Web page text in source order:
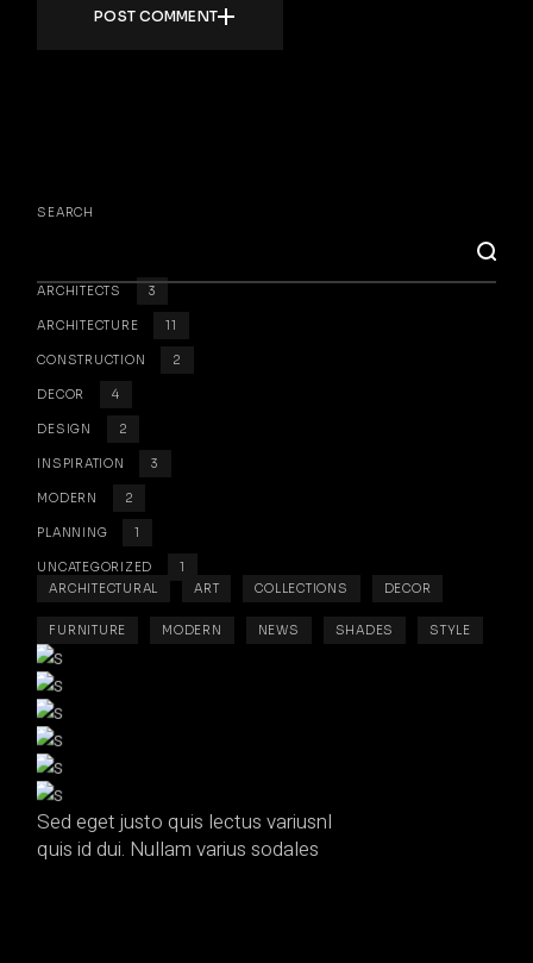
POST COMMENT
SEARCH
ARCHITECTS 3
ARCHITECTURE 11
CONSTRUCTION 2
DECOR 4
DESIGN 2
INSPIRATION 3
MODERN 2
PLANNING 1
UNCATEGORIZED
1
ARCHITECTURAL
ART COLLECTIONS DECOR
FURNITURE MODERN NEWS SHADES STYLE
Sed eget justo quis lectus variusnl
quis id dui. Nullam varius sodales